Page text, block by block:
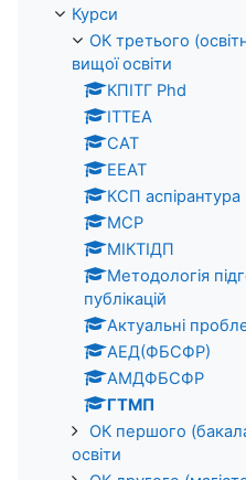
Курси
ОК третього
вищої освіти
КПІТГ Phd
ІТТЕА
САТ
ЕЕАТ
КСП аспірантура
МСР
МІКТІДП
Методологія
публікацій
Актуальні
АЕД(ФБСФР)
АМДФБСФР
ГТМП
ОК першого
освіти